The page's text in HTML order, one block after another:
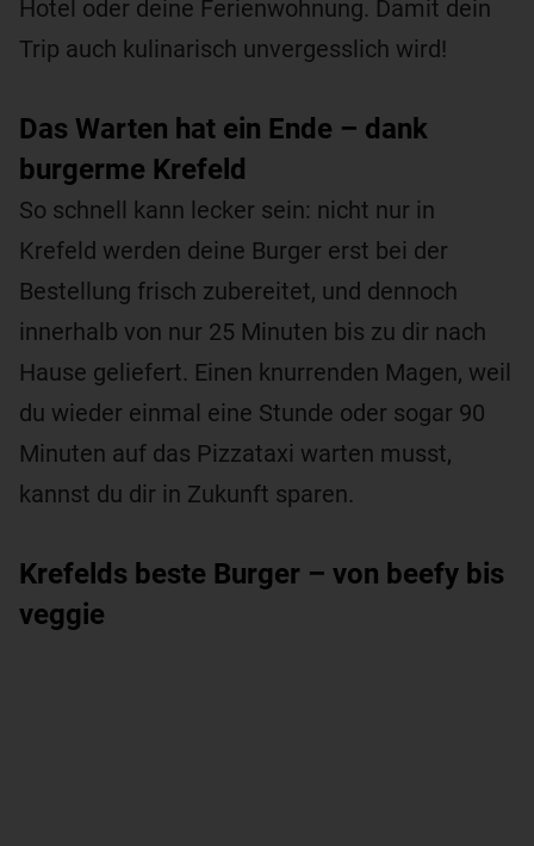
Hotel oder deine Ferienwohnung. Damit dein
Trip auch kulinarisch unvergesslich wird!
Das Warten hat ein Ende – dank
burgerme Krefeld
So schnell kann lecker sein: nicht nur in
Krefeld werden deine Burger erst bei der
Bestellung frisch zubereitet, und dennoch
innerhalb von nur 25 Minuten bis zu dir nach
Hause geliefert. Einen knurrenden Magen, weil
du wieder einmal eine Stunde oder sogar 90
Minuten auf das Pizzataxi warten musst,
kannst du dir in Zukunft sparen.
Krefelds beste Burger – von beefy bis
veggie